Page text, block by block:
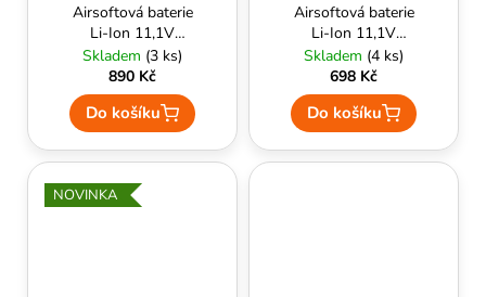
Airsoftová baterie
Li-Ion 11,1V
2500mAh 10C split
Tamiya BlueMax
Skladem (3 ks)
890 Kč
Do košíku
Airsoftová baterie
Li-Ion 11,1V
3000mAh 10C
Tamiya BlueMax
Skladem (4 ks)
698 Kč
Do košíku
NOVINKA